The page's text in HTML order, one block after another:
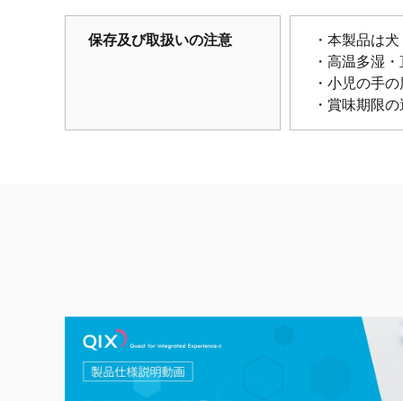
保存及び取扱いの注意
・本製品は
・高温多湿
・小児の手
・賞味期限